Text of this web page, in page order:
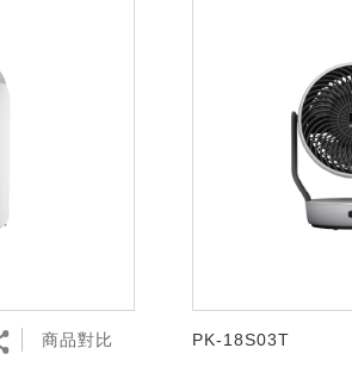
商品對比 PK-18S03T